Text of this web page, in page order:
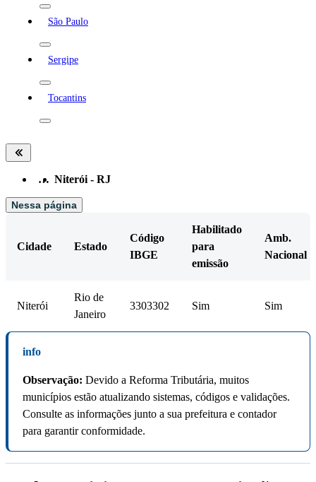
São Paulo
Sergipe
Tocantins
… Niterói - RJ
Nessa página
Cidade Estado
Código
IBGE
Habilitado
para
emissão
Amb.
Nacional
Niterói
Rio de
Janeiro
3303302 Sim Sim
info
Observação: Devido a Reforma Tributária, muitos
municípios estão atualizando sistemas, códigos e validações.
Consulte as informações junto a sua prefeitura e contador
para garantir conformidade.